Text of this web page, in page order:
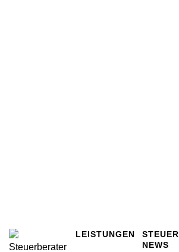
LEISTUNGEN
STEUER
NEWS